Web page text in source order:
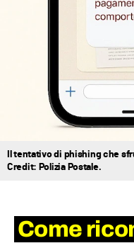
Il tentativo di phishing che
Credit: Polizia Postale.
Come